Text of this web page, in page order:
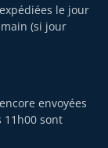
le jour
(si jour
envoyées
11h00 sont